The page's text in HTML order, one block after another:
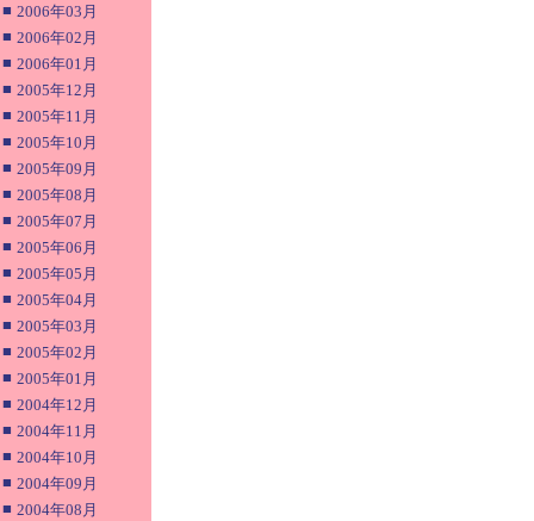
■ 2006年03月
■ 2006年02月
■ 2006年01月
■ 2005年12月
■ 2005年11月
■ 2005年10月
■ 2005年09月
■ 2005年08月
■ 2005年07月
■ 2005年06月
■ 2005年05月
■ 2005年04月
■ 2005年03月
■ 2005年02月
■ 2005年01月
■ 2004年12月
■ 2004年11月
■ 2004年10月
■ 2004年09月
■ 2004年08月